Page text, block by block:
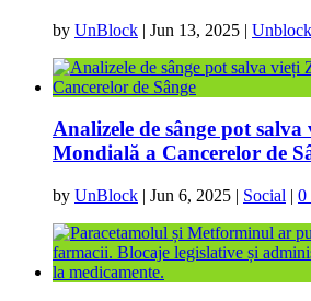
by UnBlock | Jun 13, 2025 |
Analizele de sânge pot
Mondială a Cancerelor de
by UnBlock | Jun 6, 2025 | Social | 0